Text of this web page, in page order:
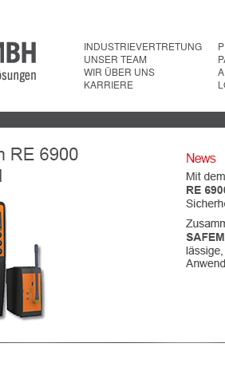
INDUSTRIEVERTRETUNG
UNSER TEAM
WIR ÜBER UNS
KARRIERE